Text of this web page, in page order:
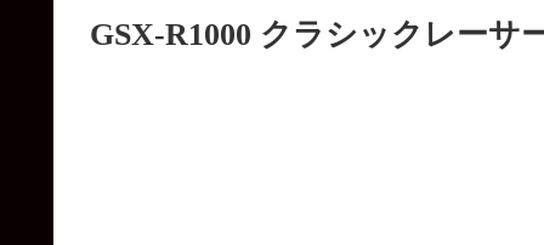
GSX-R1000 クラシックレー